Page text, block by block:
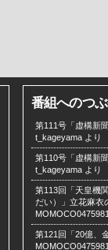
番組へのつ
第111号「虚構新
t_kageyama より
第110号「虚構新
t_kageyama より
第113回「天皇機
だい）」立花麻衣
第121回「20億、